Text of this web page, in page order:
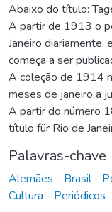
Abaixo do título:
A partir de 1913 o
Janeiro
começa a ser
A coleção de 1914
meses de janeiro a
A partir do número
título für Rio de
Palavras-chave
Alemães - Brasil -
Cultura - Periódicos